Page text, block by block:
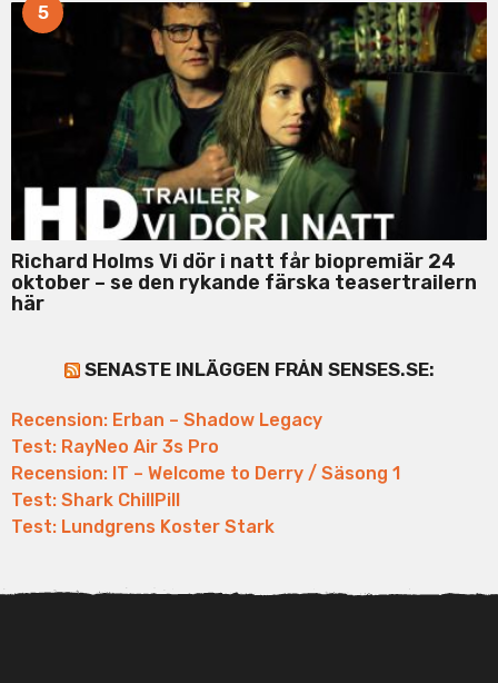
5
Richard Holms Vi dör i natt får biopremiär 24
oktober – se den rykande färska teasertrailern
här
SENASTE INLÄGGEN FRÅN SENSES.SE:
Recension: Erban – Shadow Legacy
Test: RayNeo Air 3s Pro
Recension: IT – Welcome to Derry / Säsong 1
Test: Shark ChillPill
Test: Lundgrens Koster Stark